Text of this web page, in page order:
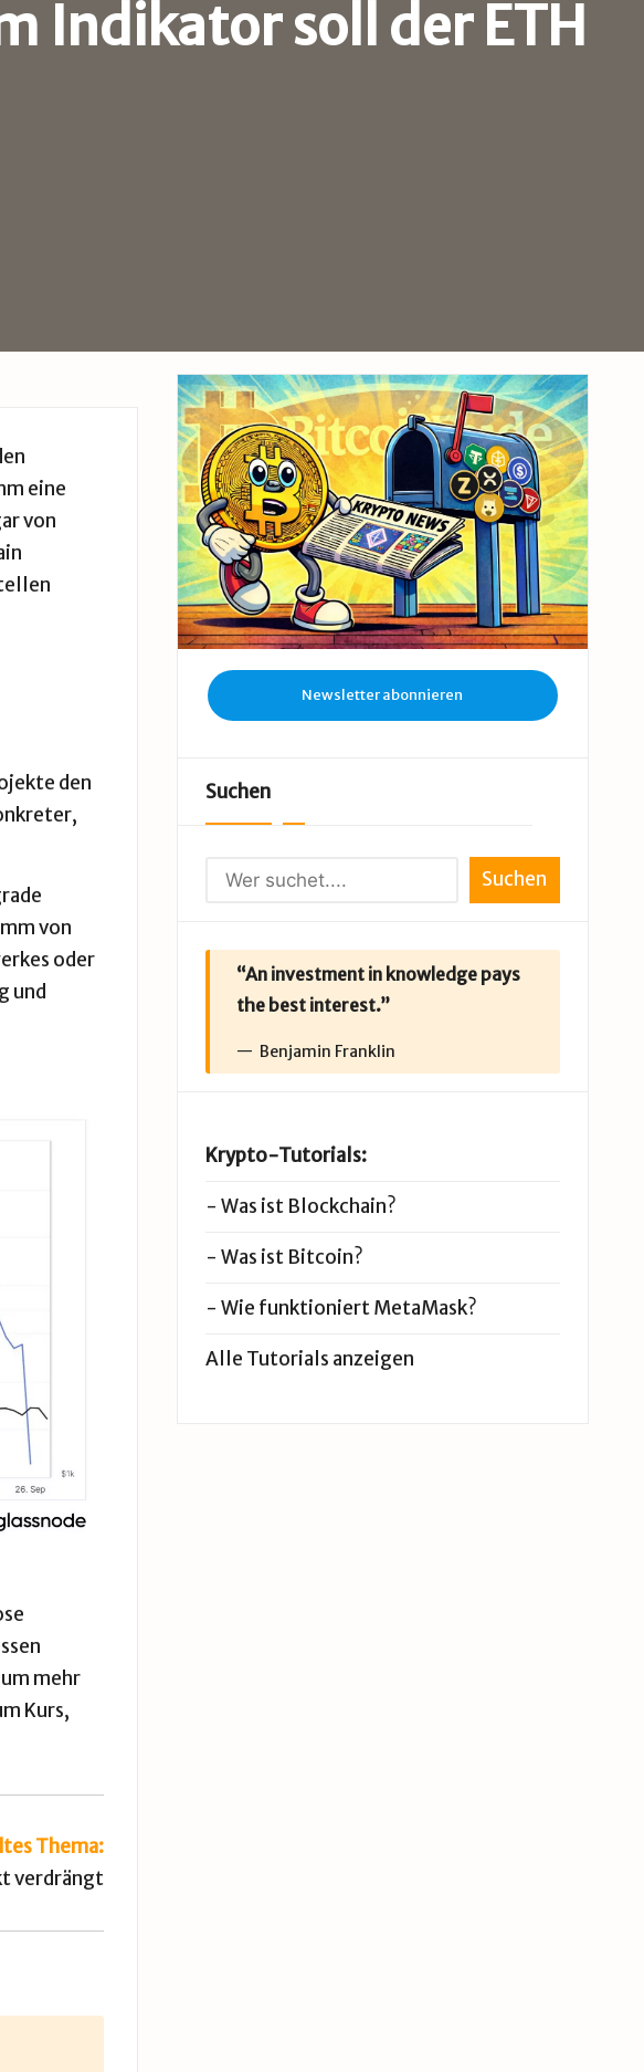
Indikator soll der ETH
eine
von
den
von
oder
und
mehr
Kurs,
Thema:
verdrängt
Newsletter abonnieren
Suchen
Suchen
“An investment in knowledge pays
the best interest.”
Benjamin Franklin
Krypto-Tutorials:
- Was ist Blockchain?
- Was ist Bitcoin?
- Wie funktioniert MetaMask?
Alle Tutorials anzeigen